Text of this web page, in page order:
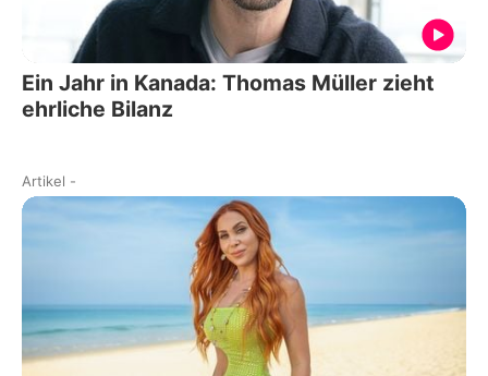
Ein Jahr in Kanada: Thomas Müller zieht
ehrliche Bilanz
Artikel -